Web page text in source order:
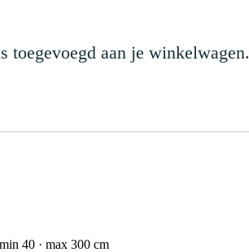
toegevoegd aan je winkelwagen.
min 40 · max 300 cm